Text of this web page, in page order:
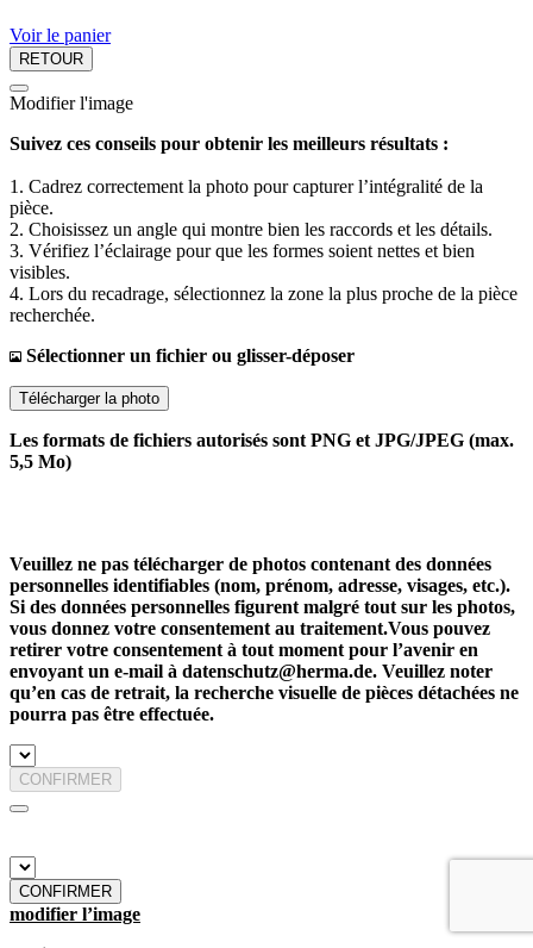
Voir le panier
RETOUR
Modifier l'image
Suivez ces conseils pour obtenir les meilleurs résultats :
1. Cadrez correctement la photo pour capturer l’intégralité de la
pièce.
2. Choisissez un angle qui montre bien les raccords et les détails.
3. Vérifiez l’éclairage pour que les formes soient nettes et bien
visibles.
4. Lors du recadrage, sélectionnez la zone la plus proche de la pièce
recherchée.
Sélectionner un fichier ou glisser-déposer
Télécharger la photo
Les formats de fichiers autorisés sont PNG et JPG/JPEG (max.
5,5 Mo)
Veuillez ne pas télécharger de photos contenant des données
personnelles identifiables (nom, prénom, adresse, visages, etc.).
Si des données personnelles figurent malgré tout sur les photos,
vous donnez votre consentement au traitement.Vous pouvez
retirer votre consentement à tout moment pour l’avenir en
envoyant un e-mail à datenschutz@herma.de. Veuillez noter
qu’en cas de retrait, la recherche visuelle de pièces détachées ne
pourra pas être effectuée.
CONFIRMER
CONFIRMER
modifier l’image